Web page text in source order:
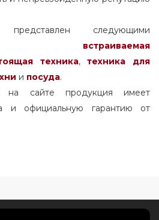
следующими
встраиваемая
техника,
техника для
и посуда.
на сайте продукция имеет
и официальную гарантию от